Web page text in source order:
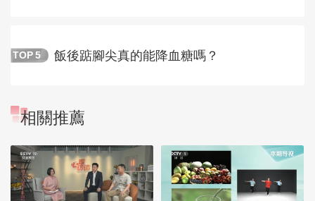
TOP 5 飯後踮腳尖真的能降血糖嗎？
相關推薦